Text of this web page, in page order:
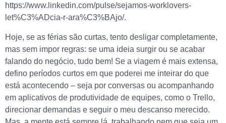
https://www.linkedin.com/pulse/sejamos-worklovers-
let%C3%ADcia-r-ara%C3%BAjo/.
Hoje, se as férias são curtas, tento desligar completamente,
mas sem impor regras: se uma ideia surgir ou se acabar
falando do negócio, tudo bem! Se a viagem é mais extensa,
defino períodos curtos em que poderei me inteirar do que
está acontecendo – seja por conversas ou acompanhando
em aplicativos de produtividade de equipes, como o Trello,
direcionar demandas e seguir o meu descanso merecido.